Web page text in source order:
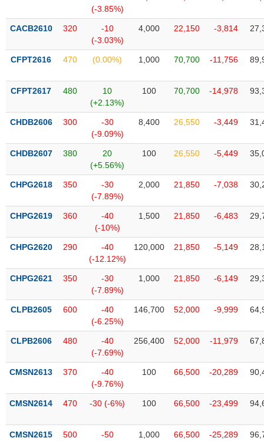
(-3.85%)
CACB2610 320
-10
(-3.03%)
4,000 22,150 -3,814
CFPT2616 470 (0.00%) 1,000 70,700 -11,756
CFPT2617 480
10
(+2.13%)
100 70,700 -14,978
CHDB2606 300
-30
(-9.09%)
8,400 26,550 -3,449
CHDB2607 380
20
(+5.56%)
100 26,550 -5,449
CHPG2618 350
-30
(-7.89%)
2,000 21,850 -7,038
CHPG2619 360
-40
(-10%)
1,500 21,850 -6,483
CHPG2620 290
-40
(-12.12%)
120,000 21,850 -5,149
CHPG2621 350
-30
(-7.89%)
1,000 21,850 -6,149
CLPB2605 600
-40
(-6.25%)
146,700 52,000 -9,999
CLPB2606 480
-40
(-7.69%)
256,400 52,000 -11,979
CMSN2613 370
-40
(-9.76%)
100 66,500 -20,289
CMSN2614 470 -30 (-6%) 100 66,500 -23,499
CMSN2615 500
-50
1,000 66,500 -25,289
KHỎE
TÀI
CÔNG
THÔNG
VỤ
TRUYỀN
ÍCH
BẤT
ĐỘNG